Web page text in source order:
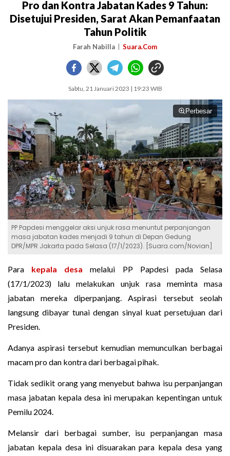
Pro dan Kontra Jabatan Kades 9 Tahun:
Disetujui Presiden, Sarat Akan Pemanfaatan
Tahun Politik
Farah Nabilla Suara.Com
Sabtu, 21 Januari 2023 | 19:23 WIB
Perbesar
PP Papdesi menggelar aksi unjuk rasa menuntut perpanjangan
masa jabatan kades menjadi 9 tahun di Depan Gedung
DPR/MPR Jakarta pada Selasa (17/1/2023). [Suara.com/Novian]
Para kepala desa melalui PP Papdesi pada Selasa
(17/1/2023) lalu melakukan unjuk rasa meminta masa
jabatan mereka diperpanjang. Aspirasi tersebut seolah
langsung dibayar tunai dengan sinyal kuat persetujuan dari
Presiden.
Adanya aspirasi tersebut kemudian memunculkan berbagai
macam pro dan kontra dari berbagai pihak.
Tidak sedikit orang yang menyebut bahwa isu perpanjangan
masa jabatan kepala desa ini merupakan kepentingan untuk
Pemilu 2024.
Melansir dari berbagai sumber, isu perpanjangan masa
jabatan kepala desa ini disuarakan para kepala desa yang